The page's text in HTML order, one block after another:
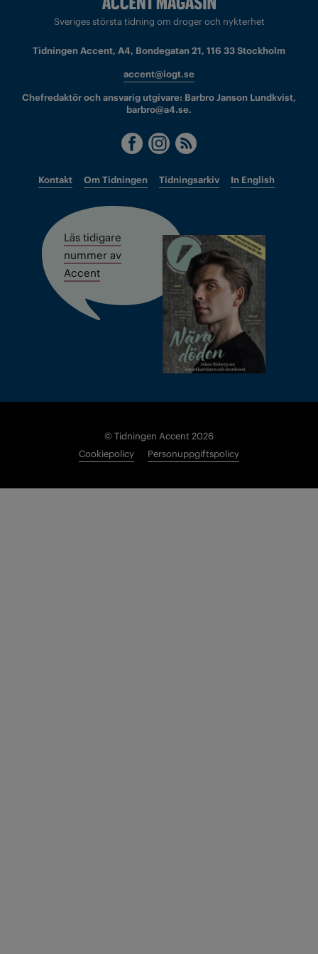
Sveriges största tidning om droger och nykterhet
Tidningen Accent, A4, Bondegatan 21, 116 33 Stockholm
accent@iogt.se
Chefredaktör och ansvarig utgivare: Barbro Janson Lundkvist,
barbro@a4.se.
Kontakt Om Tidningen Tidningsarkiv In English
Läs tidigare
nummer av
Accent
© Tidningen Accent 2026
Cookiepolicy
Personuppgiftspolicy